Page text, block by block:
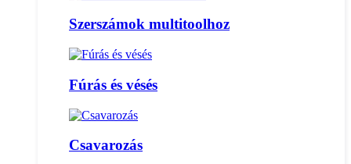
Szerszámok multitoolhoz
Fúrás és vésés
Csavarozás